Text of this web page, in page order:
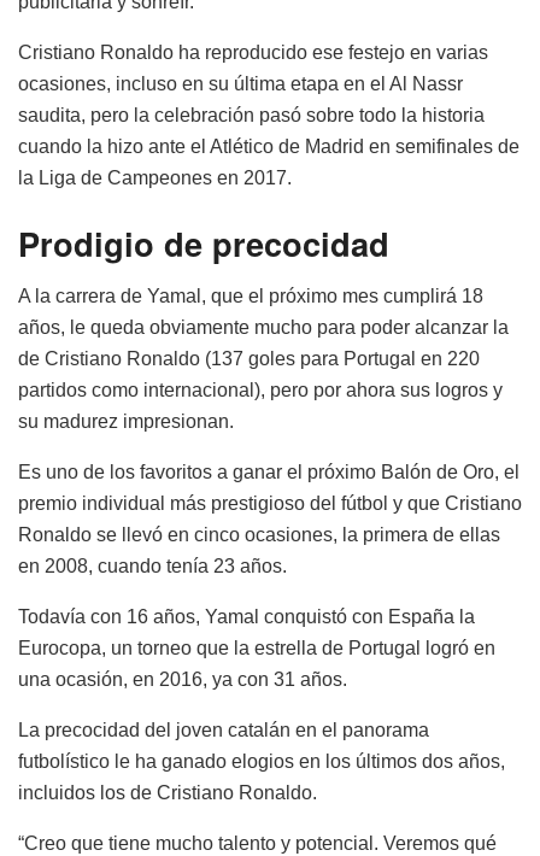
Cristiano Ronaldo ha reproducido ese festejo en varias
ocasiones, incluso en su última etapa en el Al Nassr
saudita, pero la celebración pasó sobre todo la historia
cuando la hizo ante el Atlético de Madrid en semifinales de
la Liga de Campeones en 2017.
Prodigio de precocidad
A la carrera de Yamal, que el próximo mes cumplirá 18
años, le queda obviamente mucho para poder alcanzar la
de Cristiano Ronaldo (137 goles para Portugal en 220
partidos como internacional), pero por ahora sus logros y
su madurez impresionan.
Es uno de los favoritos a ganar el próximo Balón de Oro, el
premio individual más prestigioso del fútbol y que Cristiano
Ronaldo se llevó en cinco ocasiones, la primera de ellas
en 2008, cuando tenía 23 años.
Todavía con 16 años, Yamal conquistó con España la
Eurocopa, un torneo que la estrella de Portugal logró en
una ocasión, en 2016, ya con 31 años.
La precocidad del joven catalán en el panorama
futbolístico le ha ganado elogios en los últimos dos años,
incluidos los de Cristiano Ronaldo.
“Creo que tiene mucho talento y potencial. Veremos qué